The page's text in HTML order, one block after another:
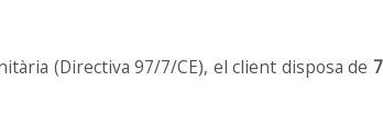
(Directiva 97/7/CE), el client disposa de